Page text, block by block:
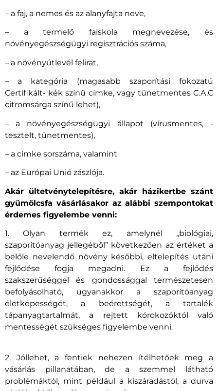
– a faj, a nemes és az alanyfajta neve,
– a termelő faiskola megnevezése, és
növényegészségügyi regisztrációs száma,
– a növényútlevél felirat,
– a kategória (magasabb szaporítási fokozatú
Certifikált- kék színű címke, vagy tünetmentes C.A.C
citromsárga színű lehet),
– a növényegészségügyi állapot (vírusmentes, -
tesztelt, tünetmentes),
– a címke sorszáma, valamint
– az Európai Unió zászlója.​
Akár ültetvénytelepítésre, akár házikertbe szánt
gyümölcsfa vásárlásakor az alábbi szempontokat
érdemes figyelembe venni:
1. Olyan termék ez, amelynél „biológiai,
szaporítóanyag jellegéből” következően az értéket a
belőle nevelendő növény későbbi, eltelepítés utáni
fejlődése fogja megadni. Ez a fejlődés
szakszerűséggel és gondossággal természetesen
befolyásolható, ugyanakkor a szaporítóanyag
életképességét, a beérettségét, a tartalék
tápanyagtartalmát, a rejtett kórokozóktól való
mentességét szükséges figyelembe venni.
2. Jóllehet, a fentiek nehezen ítélhetőek meg a
vásárlás pillanatában, de a szemmel látható
problémáktól, mint például a kiszáradástól, a durva